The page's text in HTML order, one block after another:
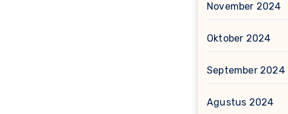
November 2024
Oktober 2024
September 2024
Agustus 2024